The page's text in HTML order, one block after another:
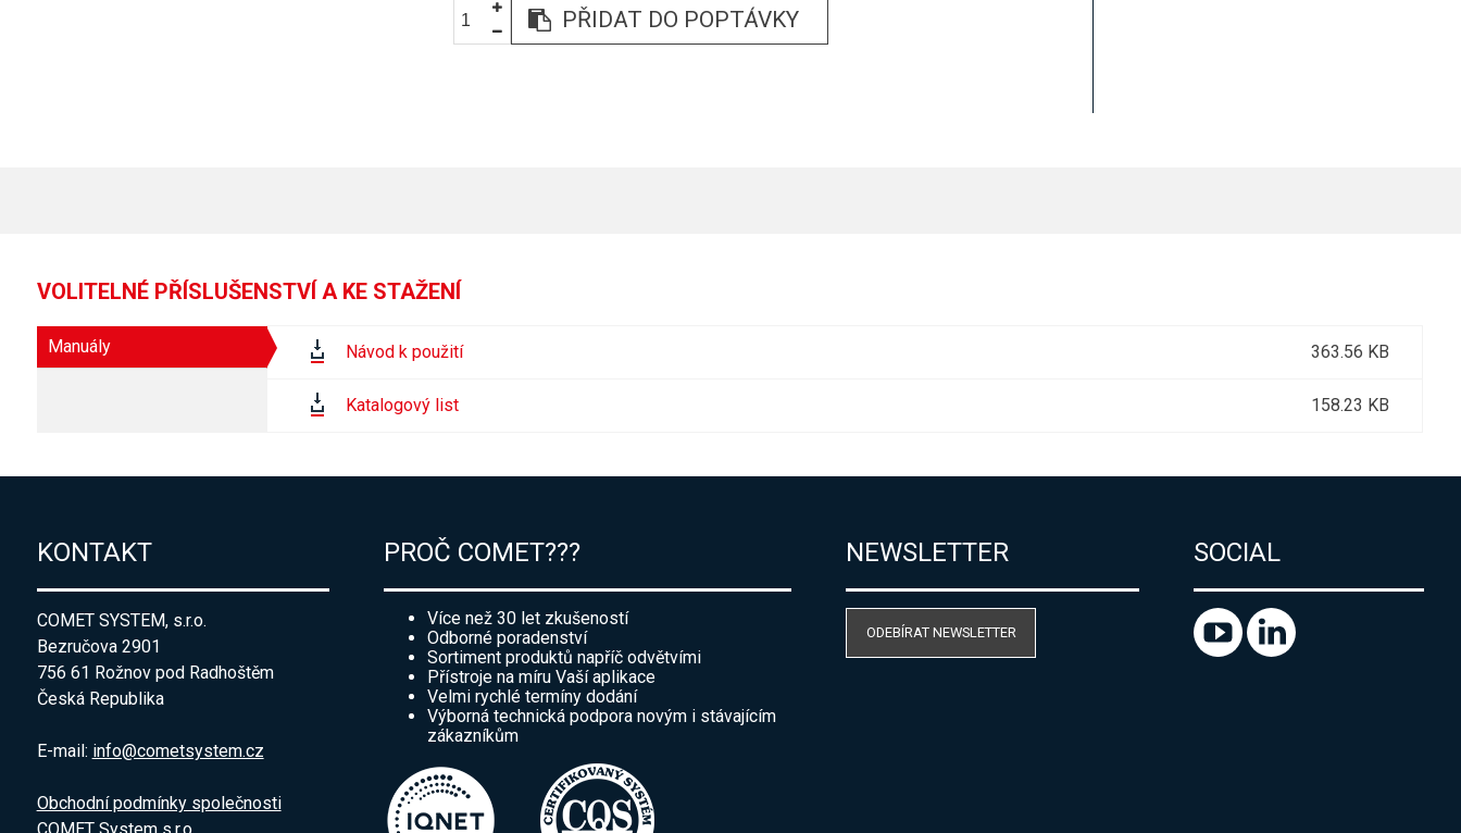
PŘIDAT DO POPTÁVKY
VOLITELNÉ PŘÍSLUŠENSTVÍ A KE STAŽENÍ
Manuály Návod k použití 363.56 KB
Katalogový list 158.23 KB
KONTAKT
COMET SYSTEM, s.r.o.
Bezručova 2901
756 61 Rožnov pod Radhoštěm
Česká Republika
E-mail: info@cometsystem.cz
Obchodní podmínky společnosti
PROČ COMET???
Více než 30 let zkušeností
Odborné poradenství
Sortiment produktů napříč odvětvími
Přístroje na míru Vaší aplikace
Velmi rychlé termíny dodání
Výborná technická podpora novým i stávajícím
zákazníkům
NEWSLETTER
ODEBÍRAT NEWSLETTER
SOCIAL